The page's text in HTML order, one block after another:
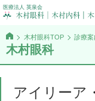
医療法人 英泉会
木村眼科TOP 診療案
木村眼科
アイリーア